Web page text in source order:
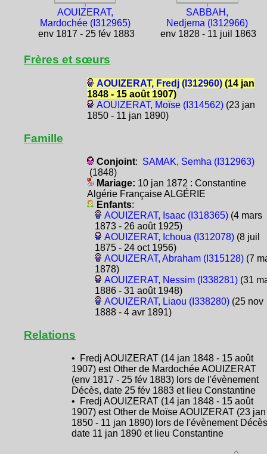
AOUIZERAT,
Mardochée (I312965)
env 1817 - 25 fév 1883
SABBAH,
Nedjema (I312966)
env 1828 - 11 juil 1863
Frères et sœurs
AOUIZERAT, Fredj (I312960)(14 jan
1848 - 15 août 1907)
AOUIZERAT, Moïse (I314562)(23 jan
1850 - 11 jan 1890)
Famille
Conjoint: SAMAK, Semha (I312963)
(1848)
Mariage: 10 jan 1872 : Constantine
Algérie Française ALGÉRIE
Enfants:
AOUIZERAT, Isaac (I318365)(4 mars
1873 - 26 août 1925)
AOUIZERAT, Ichoua (I312078)(8 juil
1875 - 24 oct 1956)
AOUIZERAT, Abraham (I315128)(7
1878)
AOUIZERAT, Nessim (I338281)(31
1886 - 31 août 1948)
AOUIZERAT, Liaou (I338280)(25 nov
1888 - 4 avr 1891)
Relations
• Fredj AOUIZERAT (14 jan 1848 - 15 août
1907) est Other de Mardochée AOUIZERAT
(env 1817 - 25 fév 1883) lors de l'évènement
Décès, date 25 fév 1883 et lieu Constantine
• Fredj AOUIZERAT (14 jan 1848 - 15 août
1907) est Other de Moïse AOUIZERAT (23 jan
1850 - 11 jan 1890) lors de l'évènement
date 11 jan 1890 et lieu Constantine